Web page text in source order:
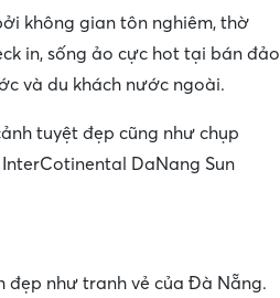
không gian tôn nghiêm, thờ
in, sống ảo cực hot tại bán đảo
và du khách nước ngoài.
tuyệt đẹp cũng như chụp
DaNang Sun
đẹp như tranh vẻ của Đà Nẵng.